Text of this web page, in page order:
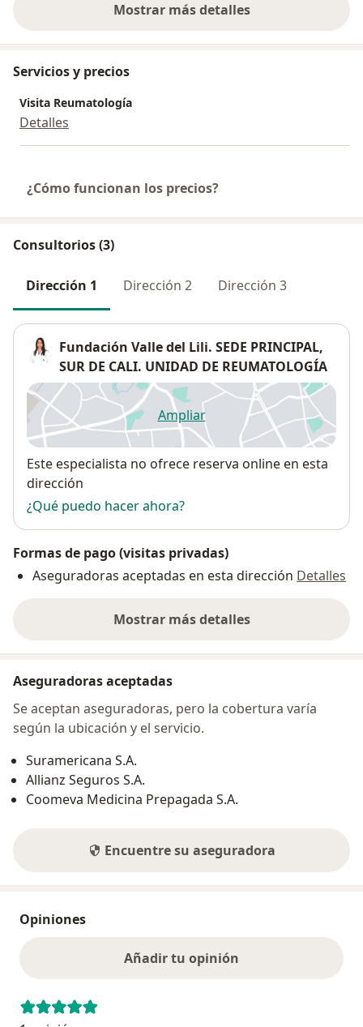
Mostrar más detalles
sobre la experiencia
Servicios y precios
Visita Reumatología
Detalles
¿Cómo funcionan los precios?
Consultorios (3)
Dirección 1 Dirección 2 Dirección 3
Fundación Valle del Lili. SEDE PRINCIPAL,
SUR DE CALI. UNIDAD DE REUMATOLOGÍA
Ampliarse abre en una nueva
Disponibilidad
Este especialista no ofrece reserva online en esta
dirección
¿Qué puedo hacer ahora?
Formas de pago (visitas privadas)
Aseguradoras aceptadas en esta dirección Detalles
Mostrar más detalles
sobre la dirección
Aseguradoras aceptadas
Se aceptan aseguradoras, pero la cobertura varía
según la ubicación y el servicio.
Suramericana S.A.
Allianz Seguros S.A.
Coomeva Medicina Prepagada S.A.
Encuentre su aseguradora
Opiniones
Añadir tu opinión